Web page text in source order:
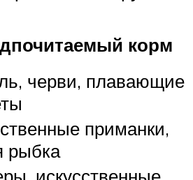
корм
черви, плавающие
приманки,
рыбка